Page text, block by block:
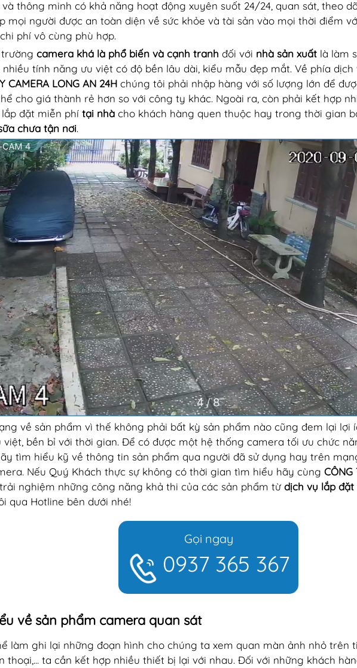
và thông minh có khả năng hoạt động xuyên suốt 24/24, quan sát, theo
mọi người được an toàn diện về sức khỏe và tài sản vào mọi thời điểm
phí vô cùng phù hợp.
camera khá là phổ biến và cạnh tranh đối với nhà sản xuất là làm
nhiều tính năng ưu việt có độ bền lâu dài, kiểu mẫu đẹp mắt. Về phía
CAMERA LONG AN 24H chúng tôi phải nhập hàng với số lượng lớn để
cho giá thành rẻ hơn so với công ty khác. Ngoài ra, còn phải kết hợp
đặt miễn phí tại nhà cho khách hàng quen thuộc hay trong thời gian
chưa tận nơi.
về sản phẩm vì thế không phải bất kỳ sản phẩm nào cũng đem lại lợi
việt, bền bỉ với thời gian. Để có được một hệ thống camera tối ưu chức
tìm hiểu kỹ về thông tin sản phẩm qua người đã sử dụng hay trên
Nếu Quý Khách thực sự không có thời gian tìm hiểu hãy cùng CÔNG
trải nghiệm những công năng khả thi của các sản phẩm từdịch vụ lắp
qua Hotline bên dưới nhé!
Gọi ngay
0937 365 367
về sản phẩm camera quan sát
làm ghi lại những đoạn hình cho chúng ta xem quan màn ảnh nhỏ trên
thoại,... ta cần kết hợp nhiều thiết bị lại với nhau. Đối với những khách